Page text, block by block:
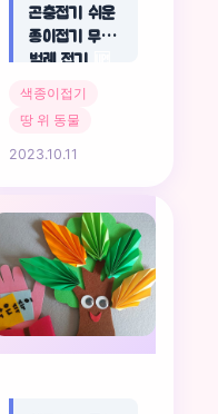
곤충접기 쉬운
종이접기 무당
벌레 접기
색종이접기
땅 위 동물
2023.10.11